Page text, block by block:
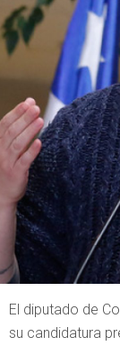
El diputado de
su candidatura